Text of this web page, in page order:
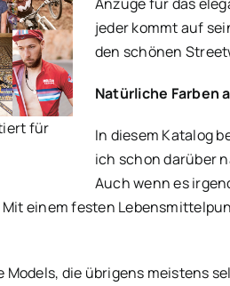
für
jeder kommt auf
den schönen
Natürliche Farben
In diesem Katalog
ich schon darüber
Auch wenn es
einem festen
die übrigens meistens